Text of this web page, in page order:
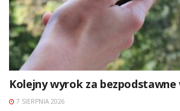
Kolejny wyrok za bezpodstawne
7 SIERPNIA 2026